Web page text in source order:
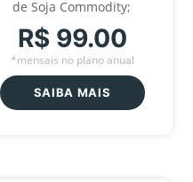
de Soja Commodity;
R$ 99.00
*mensais no plano anual
SAIBA MAIS